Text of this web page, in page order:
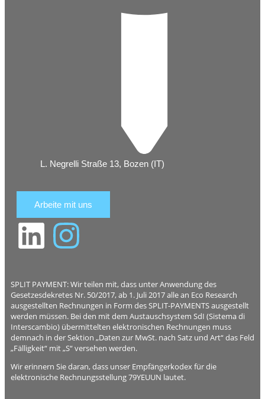
L. Negrelli Straße 13, Bozen (IT)
Arbeite mit uns
SPLIT PAYMENT: Wir teilen mit, dass unter Anwendung des
Gesetzesdekretes Nr. 50/2017, ab 1. Juli 2017 alle an Eco Research
ausgestellten Rechnungen in Form des SPLIT-PAYMENTS ausgestellt
werden müssen. Bei den mit dem Austauschsystem SdI (Sistema di
Interscambio) übermittelten elektronischen Rechnungen muss
demnach in der Sektion „Daten zur MwSt. nach Satz und Art“ das Feld
„Fälligkeit“ mit „S“ versehen werden.
Wir erinnern Sie daran, dass unser Empfängerkodex für die
elektronische Rechnungsstellung 79YEUUN lautet.